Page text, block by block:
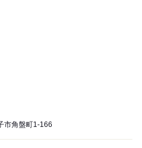
市角盤町1-166